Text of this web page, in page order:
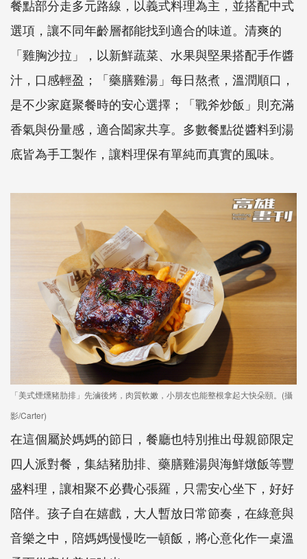
餐點部分走多元路線，以義式料理為主，並搭配中式
選項，讓不同年齡層都能找到適合的味道。清爽的
「雞胸沙拉」，以新鮮蔬菜、水果與堅果搭配手作醬
汁，口感輕盈；「藥膳雞湯」每日熬煮，溫潤順口，
是不少家庭聚餐時的安心選擇；「戰斧炒飯」則充滿
香氣與份量感，適合闔家共享。多數餐點從醬料到湯
底皆為手工製作，讓料理保有單純而真實的風味。
「美式煙燻豬肋排」先滷後烤，肉質軟嫩，小朋友也能整根拿起大快朵頤。(攝
影/Carter)
在這個屬於媽媽的節日，餐廳也特別推出母親節限定
四人派對餐，集結豬肋排、藥膳雞湯與海鮮燉飯等豐
盛料理，讓相聚不必費心張羅，只需安心坐下，好好
陪伴。孩子自在嬉戲，大人暫放日常節奏，在綠意與
音樂之中，陪媽媽慢慢吃一頓飯，將心意化作一桌溫